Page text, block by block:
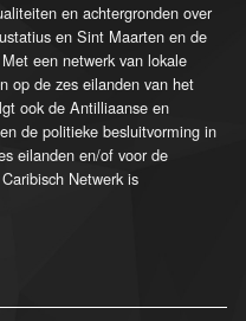
en achtergronden over
en Sint Maarten en de
een netwerk van lokale
op de zes eilanden van het
ook de Antilliaanse en
de politieke besluitvorming in
eilanden en/of voor de
Netwerk is